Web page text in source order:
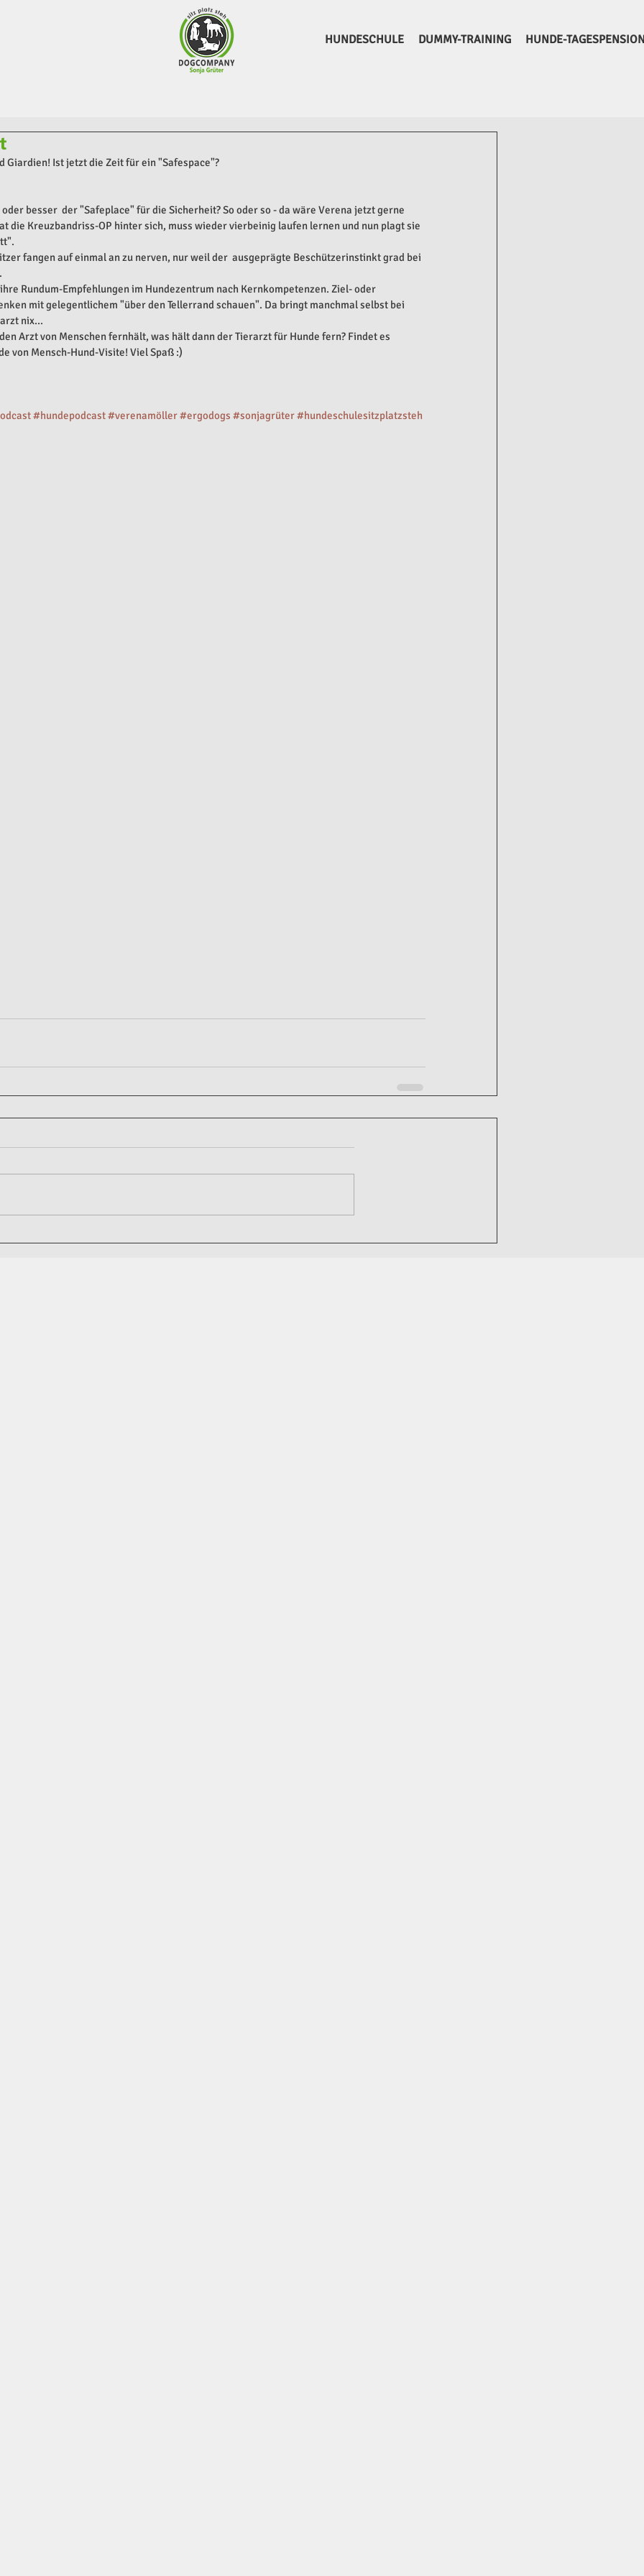
HUNDESCHULE DUMMY-TRAINING HUNDE-TAGESPENSION
Giardien! Ist jetzt die Zeit für ein "Safespace"?
besser  der "Safeplace" für die Sicherheit? So oder so - da wäre Verena jetzt gerne
die Kreuzbandriss-OP hinter sich, muss wieder vierbeinig laufen lernen und nun plagt sie
fangen auf einmal an zu nerven, nur weil der  ausgeprägte Beschützerinstinkt grad bei
Rundum-Empfehlungen im Hundezentrum nach Kernkompetenzen. Ziel- oder
mit gelegentlichem "über den Tellerrand schauen". Da bringt manchmal selbst bei
nix...
Arzt von Menschen fernhält, was hält dann der Tierarzt für Hunde fern? Findet es
von Mensch-Hund-Visite! Viel Spaß :)
#hundepodcast#verenamöller#ergodogs #sonjagrüter#hundeschulesitzplatzsteh